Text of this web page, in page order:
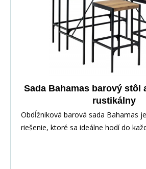
Sada Bahamas barový stôl
rustikálny
Obdĺžniková barová sada Bahamas
riešenie, ktoré sa ideálne hodí do